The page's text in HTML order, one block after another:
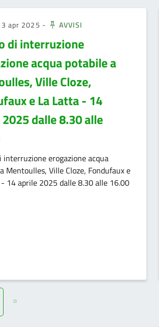
apr 2025 - AVVISI
di interruzione
acqua potabile a
Ville Cloze,
e La Latta - 14
dalle 8.30 alle
interruzione erogazione acqua
Mentoulles, Ville Cloze, Fondufaux e
14 aprile 2025 dalle 8.30 alle 16.00
»